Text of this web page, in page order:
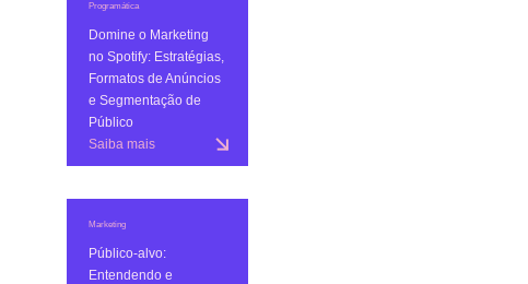
Programática
Domine o Marketing
no Spotify: Estratégias,
Formatos de Anúncios
e Segmentação de
Público
Saiba mais
Marketing
Público-alvo:
Entendendo e